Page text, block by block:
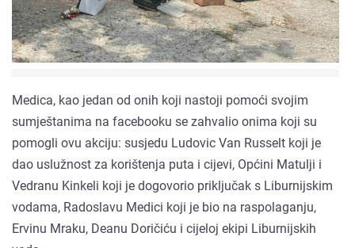
Medica, kao jedan od onih koji nastoji pomoći svojim
sumještanima na facebooku se zahvalio onima koji su
pomogli ovu akciju: susjedu Ludovic Van Russelt koji je
dao uslužnost za korištenja puta i cijevi, Općini Matulji i
Vedranu Kinkeli koji je dogovorio priključak s Liburnijskim
vodama, Radoslavu Medici koji je bio na raspolaganju,
Ervinu Mraku, Deanu Doričiću i cijeloj ekipi Liburnijskih